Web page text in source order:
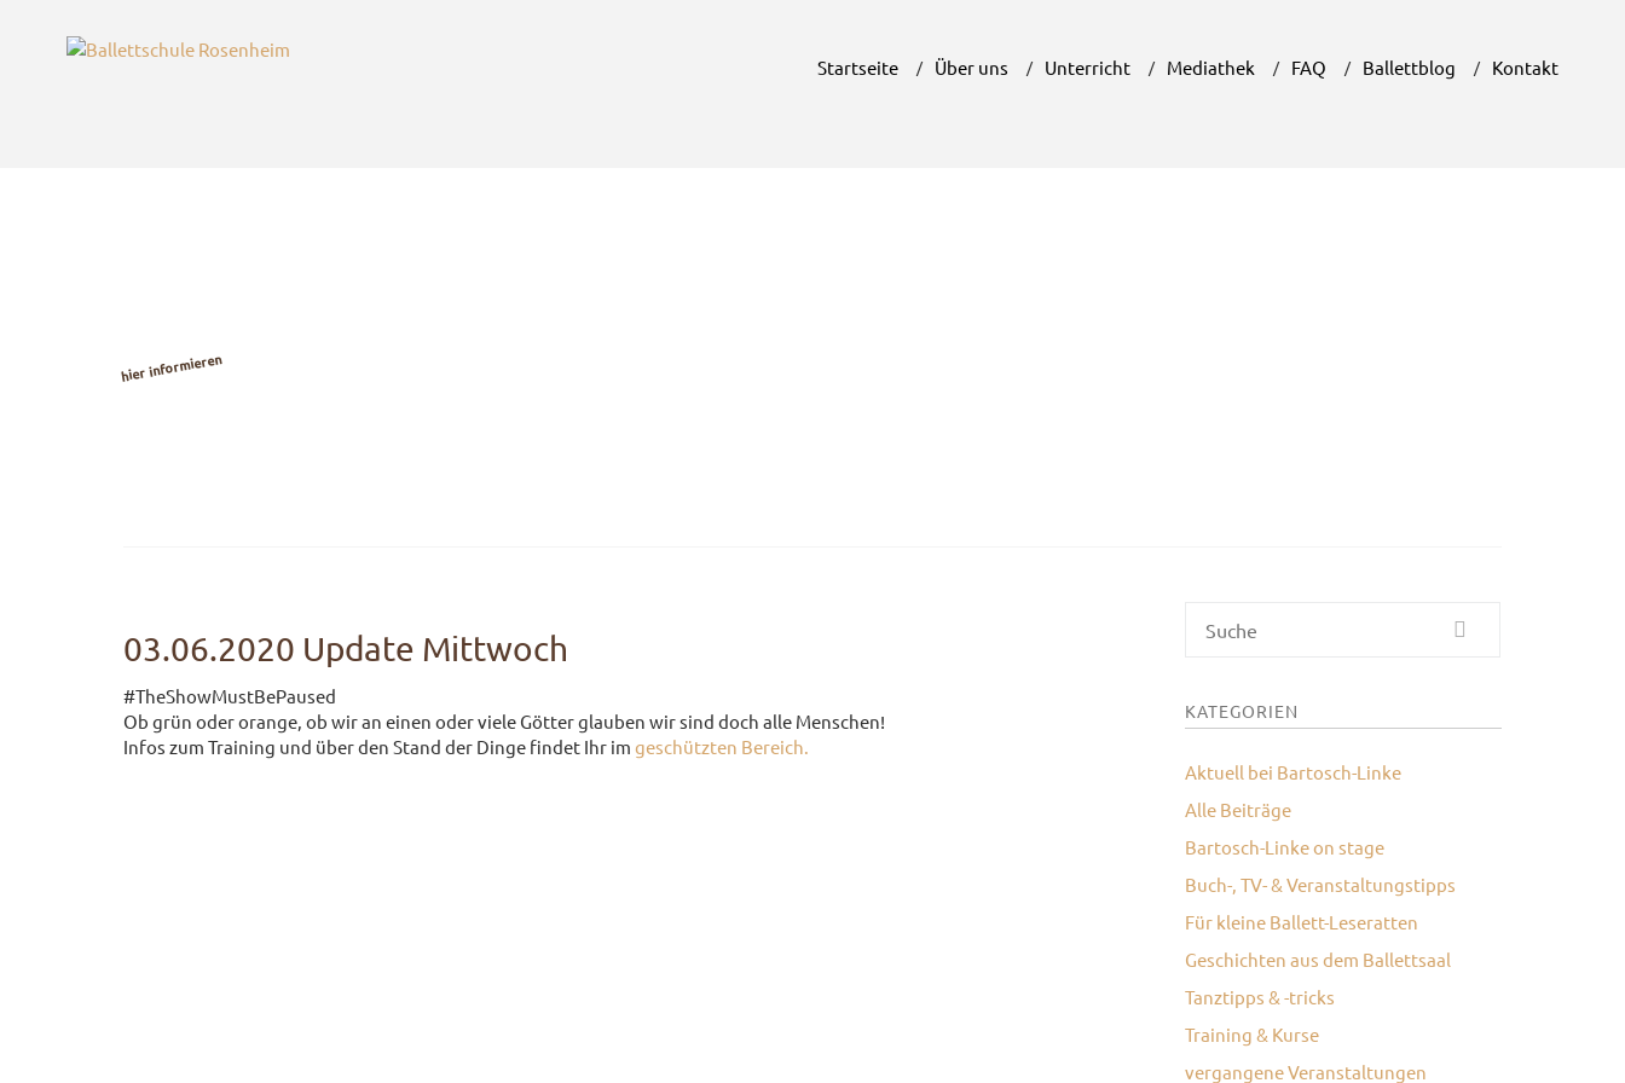
Startseite Über uns Unterricht Mediathek FAQ Ballettblog Kontakt
Probestunden
hier informieren
03.06.2020 Update Mittwoch
#TheShowMustBePaused
Ob grün oder orange, ob wir an einen oder viele Götter glauben wir sind doch alle Menschen!
Infos zum Training und über den Stand der Dinge findet Ihr im geschützten Bereich.
Suche
KATEGORIEN
Aktuell bei Bartosch-Linke
Alle Beiträge
Bartosch-Linke on stage
Buch-, TV- & Veranstaltungstipps
Für kleine Ballett-Leseratten
Geschichten aus dem Ballettsaal
Tanztipps & -tricks
Training & Kurse
vergangene Veranstaltungen